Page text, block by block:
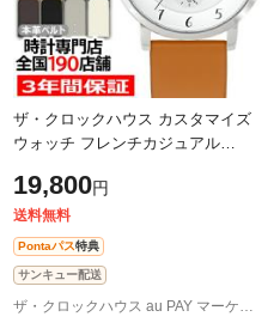
ザ・クロックハウス カスタマイズ
ウォッチ フレンチカジュアル
ラー 革ベルト ホワイト マルチカ
レンダー
19,800円
送料無料
Pontaパス特典
サンキュー配送